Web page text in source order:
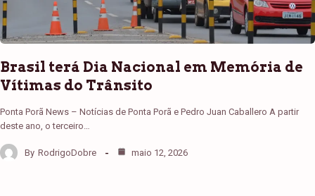
Brasil terá Dia Nacional em Memória de
Vítimas do Trânsito
Ponta Porã News – Notícias de Ponta Porã e Pedro Juan Caballero A partir
deste ano, o terceiro…
By RodrigoDobre maio 12, 2026